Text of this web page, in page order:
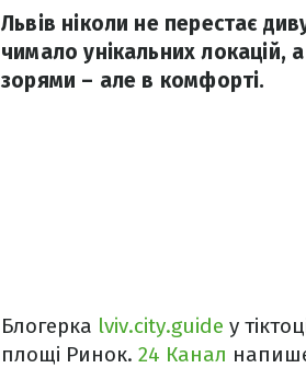
Львів ніколи не перестає
чимало унікальних локацій,
зорями – але в комфорті.
Блогерка lviv.city.guide у
площі Ринок. 24 Канал